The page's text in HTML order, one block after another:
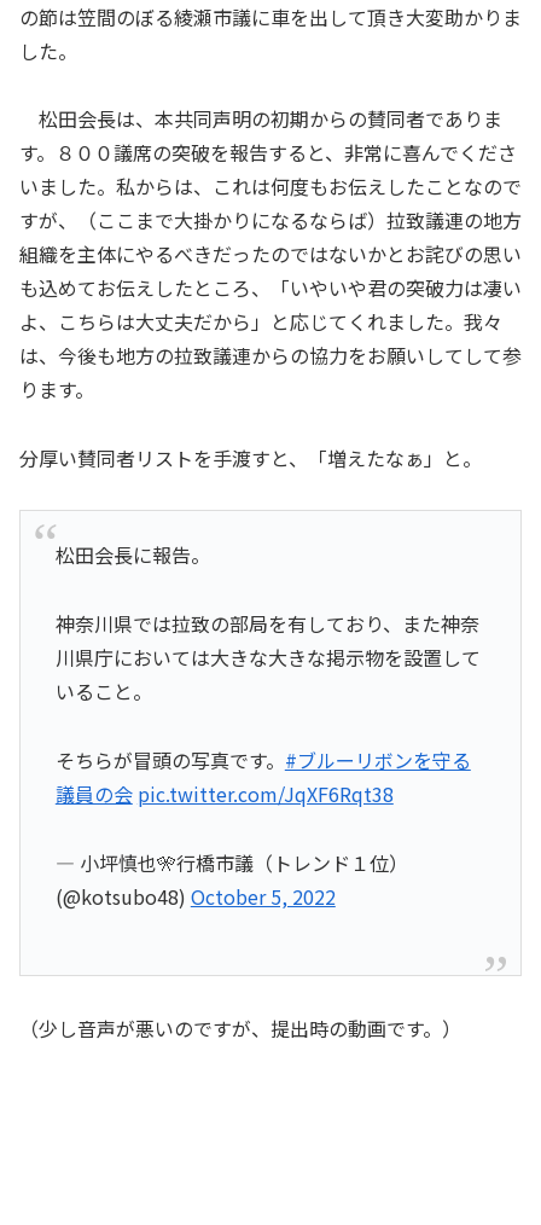
の節は笠間のぼる綾瀬市議に車を出して頂き大変助かりま
した。
松田会長は、本共同声明の初期からの賛同者でありま
す。８００議席の突破を報告すると、非常に喜んでくださ
いました。私からは、これは何度もお伝えしたことなので
すが、（ここまで大掛かりになるならば）拉致議連の地方
組織を主体にやるべきだったのではないかとお詫びの思い
も込めてお伝えしたところ、「いやいや君の突破力は凄い
よ、こちらは大丈夫だから」と応じてくれました。我々
は、今後も地方の拉致議連からの協力をお願いしてして参
ります。
分厚い賛同者リストを手渡すと、「増えたなぁ」と。
松田会長に報告。
神奈川県では拉致の部局を有しており、また神奈
川県庁においては大きな大きな掲示物を設置して
いること。
そちらが冒頭の写真です。 #ブルーリボンを守る
議員の会 pic.twitter.com/JqXF6Rqt38
— 小坪慎也🎌行橋市議（トレンド１位）
(@kotsubo48) October 5, 2022
（少し音声が悪いのですが、提出時の動画です。）